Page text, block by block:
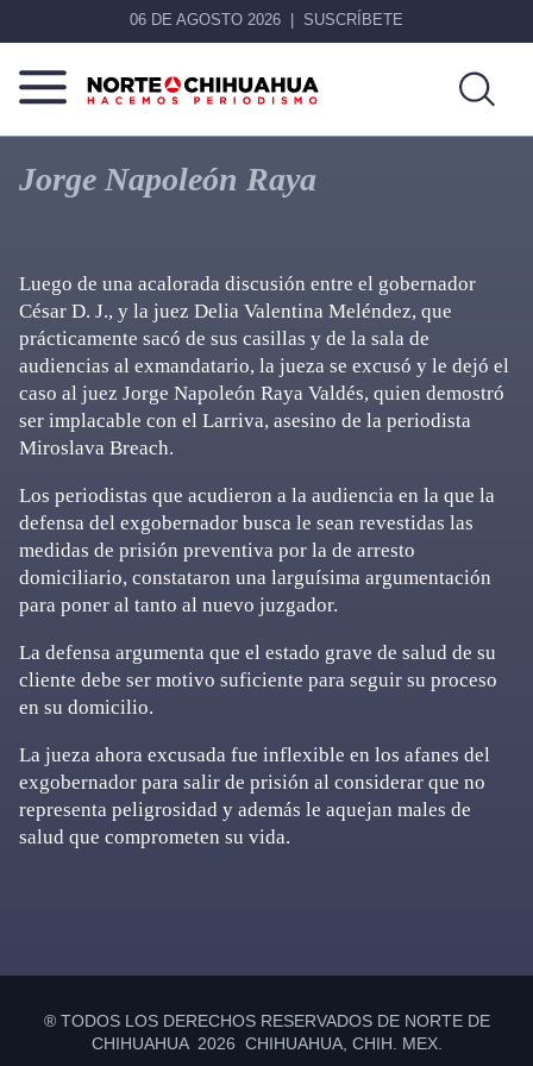
06 DE AGOSTO 2026 SUSCRÍBETE
Norte
De
Chihuahua
Más
que
noticias,
Jorge Napoleón Raya
Luego de una acalorada discusión entre el gobernador
César D. J., y la juez Delia Valentina Meléndez, que
prácticamente sacó de sus casillas y de la sala de
audiencias al exmandatario, la jueza se excusó y le dejó el
caso al juez Jorge Napoleón Raya Valdés, quien demostró
ser implacable con el Larriva, asesino de la periodista
Miroslava Breach.
Los periodistas que acudieron a la audiencia en la que la
defensa del exgobernador busca le sean revestidas las
medidas de prisión preventiva por la de arresto
domiciliario, constataron una larguísima argumentación
para poner al tanto al nuevo juzgador.
La defensa argumenta que el estado grave de salud de su
cliente debe ser motivo suficiente para seguir su proceso
en su domicilio.
La jueza ahora excusada fue inflexible en los afanes del
exgobernador para salir de prisión al considerar que no
representa peligrosidad y además le aquejan males de
salud que comprometen su vida.
® TODOS LOS DERECHOS RESERVADOS DE NORTE DE
CHIHUAHUA 2026 CHIHUAHUA, CHIH. MEX.